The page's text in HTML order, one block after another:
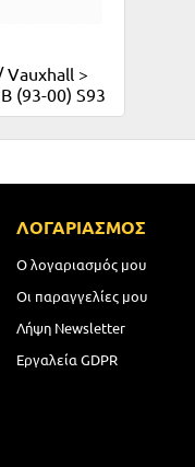
Vauxhall >
(93-00) S93
ΛΟΓΑΡΙΑΣΜΟΣ
Ο λογαριασμός μου
Οι παραγγελίες μου
Λήψη Newsletter
Εργαλεία GDPR